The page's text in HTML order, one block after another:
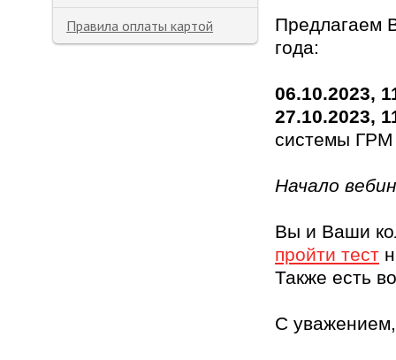
Правила оплаты картой
Предлагаем
года:
06.10.2023,
27.10.2023,
системы ГРМ
Начало
Вы и Ваши
пройти тест
Также есть
С